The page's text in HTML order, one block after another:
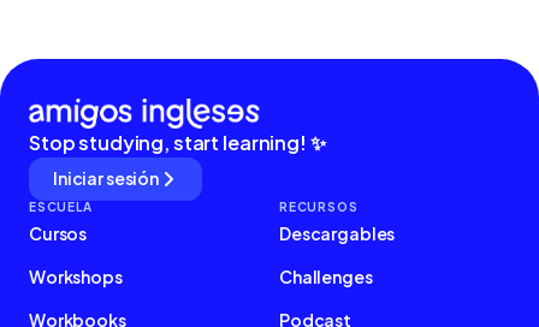
Stop studying, start learning! ✨
Iniciar sesión
ESCUELA
Cursos
Workshops
Workbooks
RECURSOS
Descargables
Challenges
Podcast